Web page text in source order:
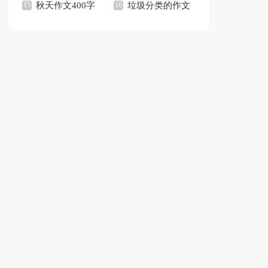
观后感 文
秋天作文400字 垃圾分类的作文